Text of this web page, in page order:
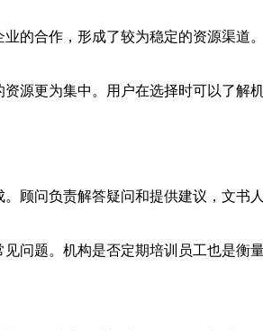
的合作，形成了较为稳定的资源渠道
源更为集中。用户在选择时可以了解
顾问负责解答疑问和提供建议，文书
问题。机构是否定期培训员工也是衡